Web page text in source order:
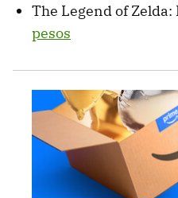
The Legend of Zelda:
pesos